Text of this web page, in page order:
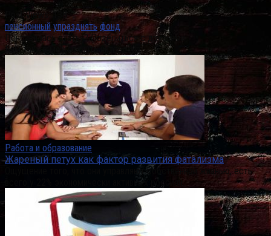
Post Views:138
пенсионный упразднять фонд
Понравилась статья? Поделиться с друзьями:
Вам также может быть интересно
Работа и образование
Жареный петух как фактор развития фатализма
Ощущение того, что они управляют собственной жизнью, есть
всего у 22% экономически активных россиян.